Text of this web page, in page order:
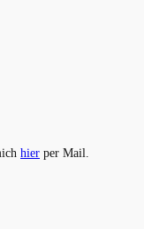
hier per Mail.